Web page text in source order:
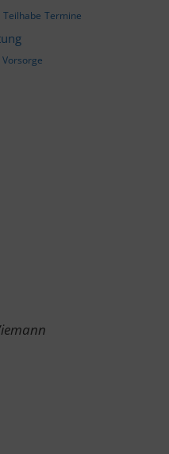
Teilhabe Termine
Vorsorge